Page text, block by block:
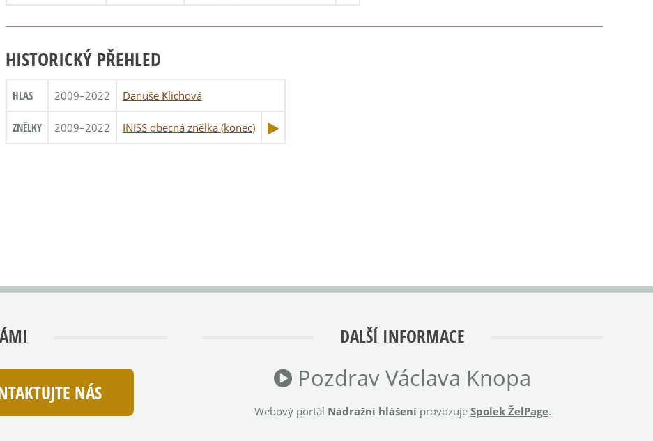
HISTORICKÝ PŘEHLED
HLAS 2009–2022 Danuše Klichová
ZNĚLKY 2009–2022 INISS obecná znělka (konec)
NÁS
DALŠÍ INFORMACE
Pozdrav Václava Knopa
Webový portál Nádražní hlášeníprovozuje Spolek ŽelPage.